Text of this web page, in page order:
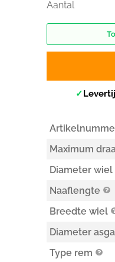
Aantal
✓
Maximum
Diameter wiel
Naaflengte
Breedte wiel
Diameter
Type rem